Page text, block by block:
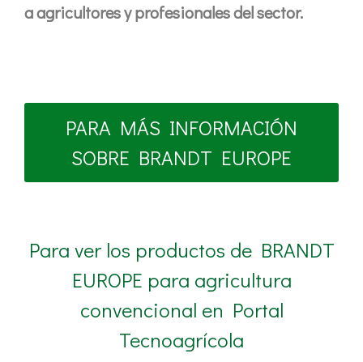
a agricultores y profesionales del sector.
PARA MÁS INFORMACIÓN
SOBRE BRANDT EUROPE
Para ver los productos de BRANDT
EUROPE para agricultura
convencional en Portal
Tecnoagrícola